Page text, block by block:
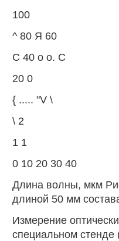
100
^ 80 Я 60
С 40 о о. С
20 0
{ ..... "V \
\ 2
1 1
0 10 20 30 40
Длина волны, мкм
длиной 50 мм
Измерение
специальном стенде